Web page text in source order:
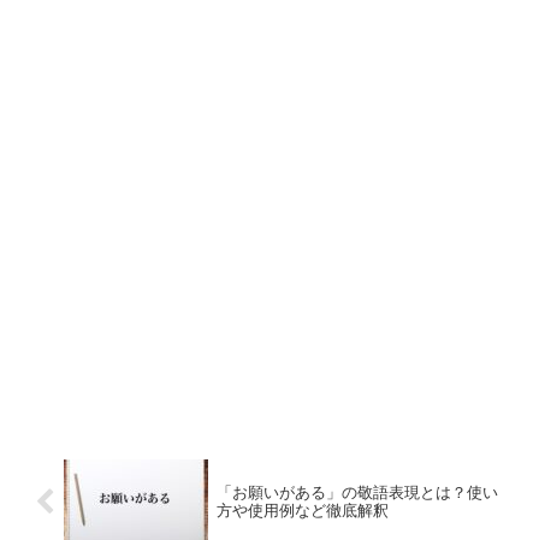
「お願いがある」の敬語表現とは？使い
方や使用例など徹底解釈